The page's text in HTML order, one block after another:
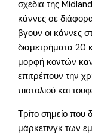
σχέδια της
κάννες σε
βγουν οι κάννες
διαμετρήματα 20
μορφή κοντών
επιτρέπουν την
πιστολιού και
Τρίτο σημείο που
μάρκετινγκ των